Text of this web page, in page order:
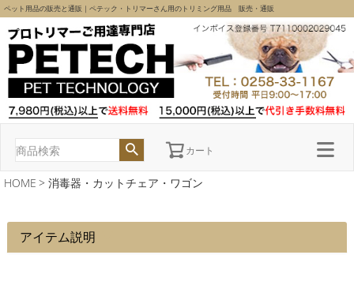
ペット用品の販売と通販｜ペテック・トリマーさん用のトリミング用品 販売・通販
カート
HOME 消毒器・カットチェア・ワゴン
アイテム説明